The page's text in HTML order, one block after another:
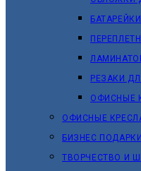
РЕЗАКИ
ОФИСНЫЕ
ОФИСНЫЕ
БИЗНЕС ПОДАРКИ
ТВОРЧЕСТВО И